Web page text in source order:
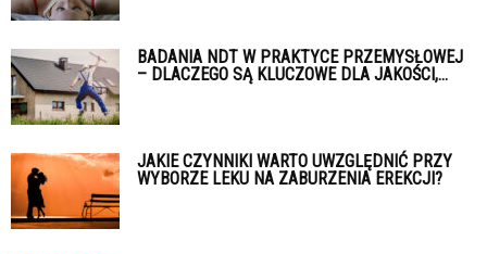
BADANIA NDT W PRAKTYCE PRZEMYSŁOWEJ
– DLACZEGO SĄ KLUCZOWE DLA JAKOŚCI,...
JAKIE CZYNNIKI WARTO UWZGLĘDNIĆ PRZY
WYBORZE LEKU NA ZABURZENIA EREKCJI?